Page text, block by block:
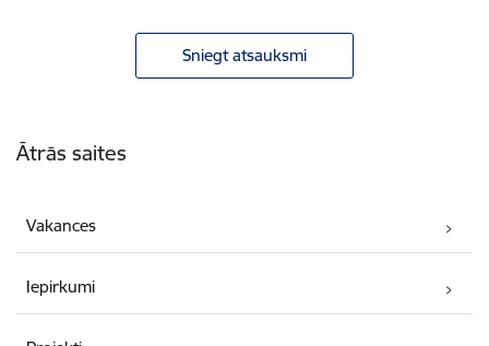
Sniegt atsauksmi
Ātrās saites
Vakances
Iepirkumi